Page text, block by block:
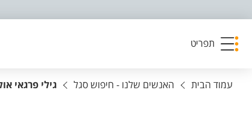
תפריט
עמוד הבית האנשים שלנו - חיפוש סגל גילי פרגאי